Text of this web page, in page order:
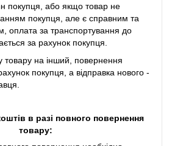
покупця, або якщо товар не
покупця, але є справним та
оплата за транспортування до
за рахунок покупця.
товару на інший, повернення
покупця, а відправка нового -
в разі повного повернення
товару: